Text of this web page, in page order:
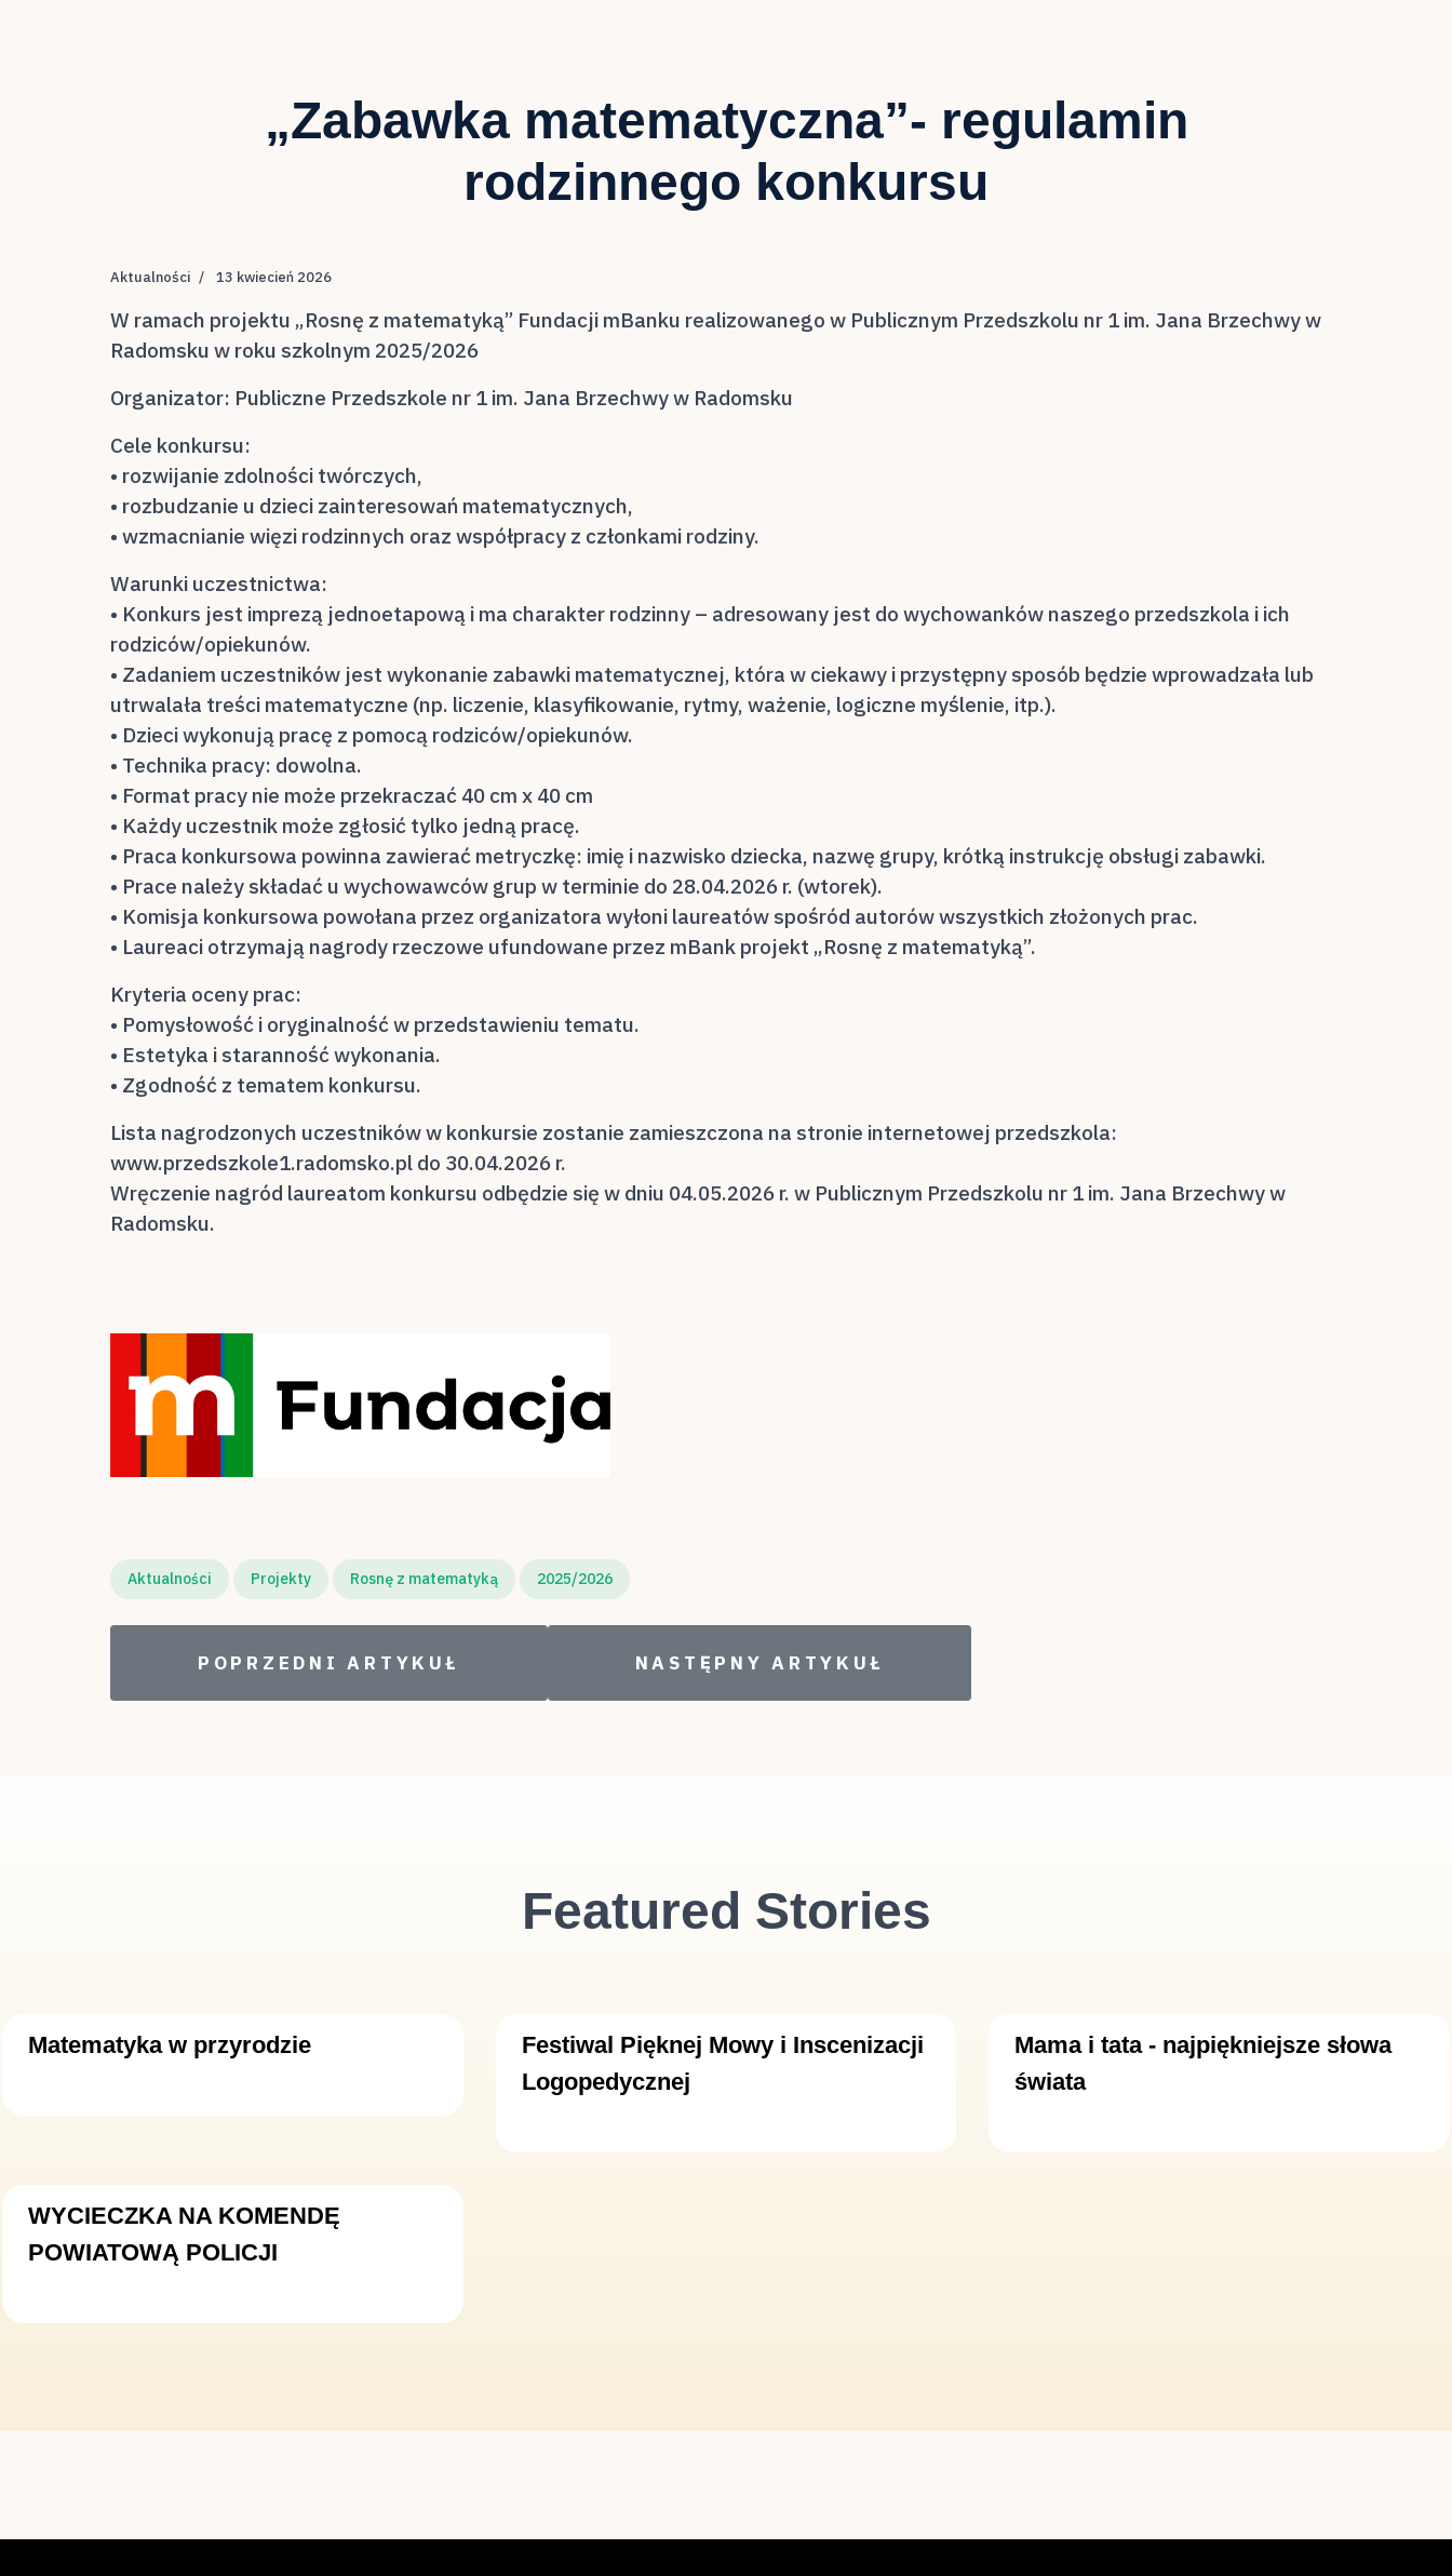
„Zabawka matematyczna”- regulamin
rodzinnego konkursu
Aktualności 13 kwiecień 2026
W ramach projektu „Rosnę z matematyką” Fundacji mBanku realizowanego w Publicznym Przedszkolu nr 1 im. Jana Brzechwy w
Radomsku w roku szkolnym 2025/2026
Organizator: Publiczne Przedszkole nr 1 im. Jana Brzechwy w Radomsku
Cele konkursu:
• rozwijanie zdolności twórczych,
• rozbudzanie u dzieci zainteresowań matematycznych,
• wzmacnianie więzi rodzinnych oraz współpracy z członkami rodziny.
Warunki uczestnictwa:
• Konkurs jest imprezą jednoetapową i ma charakter rodzinny – adresowany jest do wychowanków naszego przedszkola i ich
rodziców/opiekunów.
• Zadaniem uczestników jest wykonanie zabawki matematycznej, która w ciekawy i przystępny sposób będzie wprowadzała lub
utrwalała treści matematyczne (np. liczenie, klasyfikowanie, rytmy, ważenie, logiczne myślenie, itp.).
• Dzieci wykonują pracę z pomocą rodziców/opiekunów.
• Technika pracy: dowolna.
• Format pracy nie może przekraczać 40 cm x 40 cm
• Każdy uczestnik może zgłosić tylko jedną pracę.
• Praca konkursowa powinna zawierać metryczkę: imię i nazwisko dziecka, nazwę grupy, krótką instrukcję obsługi zabawki.
• Prace należy składać u wychowawców grup w terminie do 28.04.2026 r. (wtorek).
• Komisja konkursowa powołana przez organizatora wyłoni laureatów spośród autorów wszystkich złożonych prac.
• Laureaci otrzymają nagrody rzeczowe ufundowane przez mBank projekt „Rosnę z matematyką”.
Kryteria oceny prac:
• Pomysłowość i oryginalność w przedstawieniu tematu.
• Estetyka i staranność wykonania.
• Zgodność z tematem konkursu.
Lista nagrodzonych uczestników w konkursie zostanie zamieszczona na stronie internetowej przedszkola:
www.przedszkole1.radomsko.pl do 30.04.2026 r.
Wręczenie nagród laureatom konkursu odbędzie się w dniu 04.05.2026 r. w Publicznym Przedszkolu nr 1 im. Jana Brzechwy w
Radomsku.
Aktualności Projekty Rosnę z matematyką 2025/2026
POPRZEDNI ARTYKUŁ: PIĘKNE CZYTANIE
POPRZEDNI ARTYKUŁ NASTĘPNY ARTYKUŁ: „LICZYMY, BO LUBIMY” – ZABAWY
NASTĘPNY ARTYKUŁ
Featured Stories
Matematyka w przyrodzie
Festiwal Pięknej Mowy i Inscenizacji
Logopedycznej
Mama i tata - najpiękniejsze słowa
świata
WYCIECZKA NA KOMENDĘ
POWIATOWĄ POLICJI